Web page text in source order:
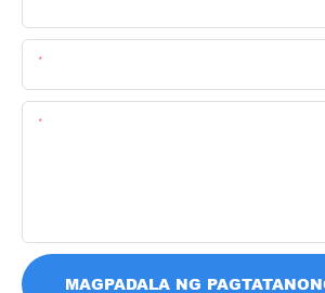
MAGPADALA NG